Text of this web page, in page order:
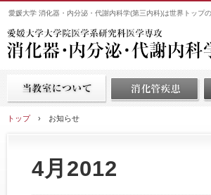
愛媛大学 消化器・内分泌・代謝内科学(第三内科)は世界トップ
トップ› お知らせ
4月2012